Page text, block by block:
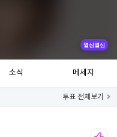
열심열심
소식 메세지
투표 전체보기